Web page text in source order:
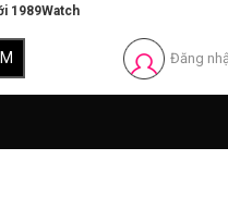
1989Watch
Đăng